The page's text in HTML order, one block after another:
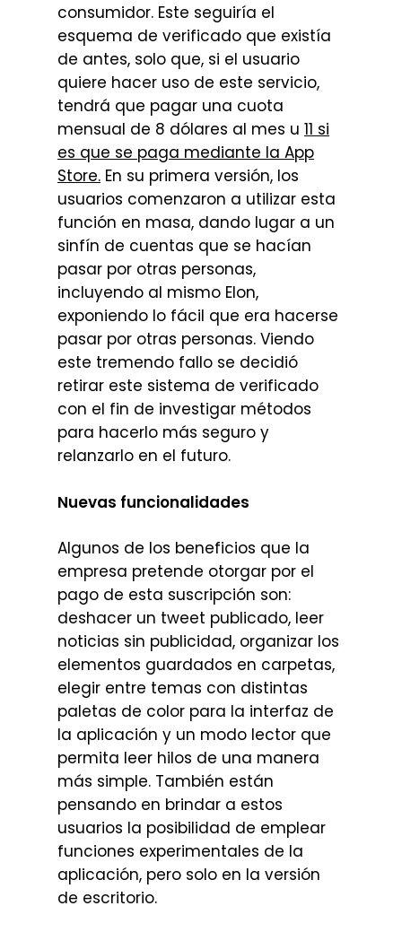
consumidor. Este seguiría el
esquema de verificado que existía
de antes, solo que, si el usuario
quiere hacer uso de este servicio,
tendrá que pagar una cuota
mensual de 8 dólares al mes u 11 si
es que se paga mediante la App
Store. En su primera versión, los
usuarios comenzaron a utilizar esta
función en masa, dando lugar a un
sinfín de cuentas que se hacían
pasar por otras personas,
incluyendo al mismo Elon,
exponiendo lo fácil que era hacerse
pasar por otras personas. Viendo
este tremendo fallo se decidió
retirar este sistema de verificado
con el fin de investigar métodos
para hacerlo más seguro y
relanzarlo en el futuro.
Nuevas funcionalidades
Algunos de los beneficios que la
empresa pretende otorgar por el
pago de esta suscripción son:
deshacer un tweet publicado, leer
noticias sin publicidad, organizar los
elementos guardados en carpetas,
elegir entre temas con distintas
paletas de color para la interfaz de
la aplicación y un modo lector que
permita leer hilos de una manera
más simple. También están
pensando en brindar a estos
usuarios la posibilidad de emplear
funciones experimentales de la
aplicación, pero solo en la versión
de escritorio.